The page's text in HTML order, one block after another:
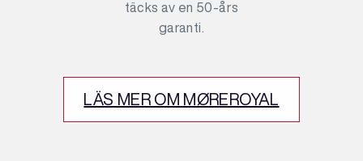
täcks av en 50-års
garanti.
LÄS MER OM MØREROYAL